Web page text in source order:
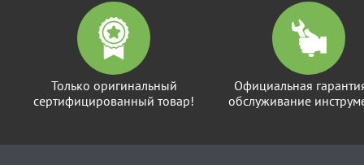
Только оригинальный
сертифицированный товар!
Официальная
обслуживание